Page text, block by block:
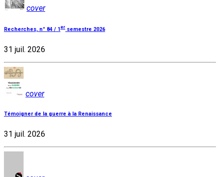
cover
Recherches, n° 84 / 1 er semestre 2026
31 juil. 2026
cover
Témoigner de la guerre à la Renaissance
31 juil. 2026